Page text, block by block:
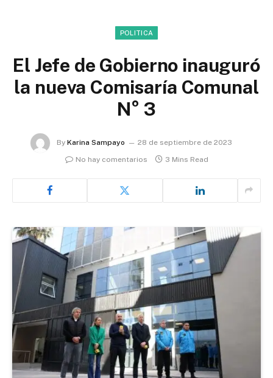
POLITICA
El Jefe de Gobierno inauguró
la nueva Comisaría Comunal
N° 3
By Karina Sampayo
28 de septiembre de 2023
No hay comentarios
3 Mins Read